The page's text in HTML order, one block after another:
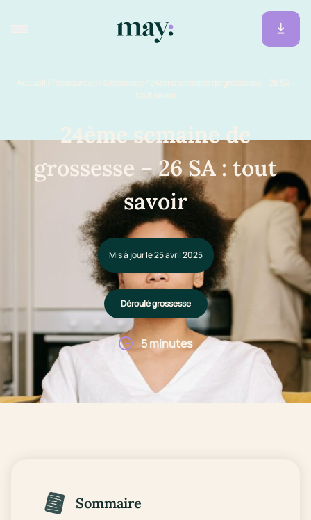
Accueil / Ressources / Grossesse / 24ème semaine de grossesse – 26 SA :
tout savoir
24ème semaine de
grossesse – 26 SA : tout
savoir
Mis à jour le 25 avril 2025
Déroulé grossesse
5 minutes
Sommaire